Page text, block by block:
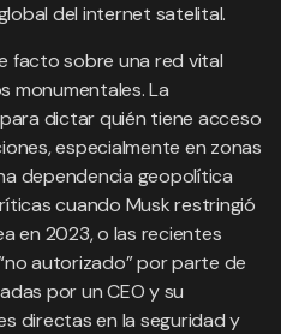
del internet satelital.
facto sobre una red vital
monumentales. La
dictar quién tiene acceso
especialmente en zonas
dependencia geopolítica
cuando Musk restringió
en 2023, o las recientes
autorizado” por parte de
por un CEO y su
directas en la seguridad y